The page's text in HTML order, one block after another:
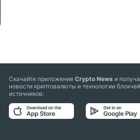
Скачайте приложениеCrypto News и
новости криптовалюты и технологии
источников: